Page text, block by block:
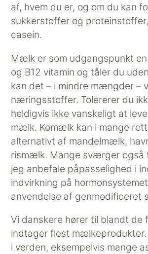
af, hvem du er, og om du kan
sukkerstoffer og
casein.
Mælk er som udgangspunkt
og B12 vitamin og tåler du
kan det – i mindre mængder –
næringsstoffer. Tolererer du
heldigvis ikke vanskeligt at
mælk. Komælk kan i mange
alternativt af mandelmælk,
rismælk. Mange sværger også
jeg anbefale påpasselighed i
indvirkning på
anvendelse af genmodificeret
Vi danskere hører til blandt de
indtager flest
i verden, eksempelvis mange